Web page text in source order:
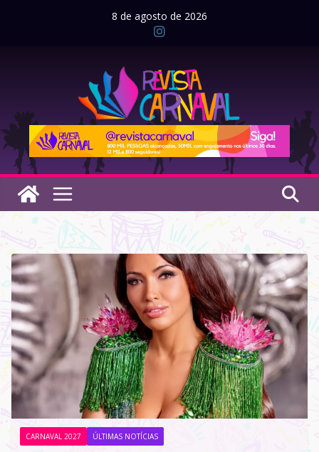
8 de agosto de 2026
CARNAVAL 2027 ÚLTIMAS NOTÍCIAS